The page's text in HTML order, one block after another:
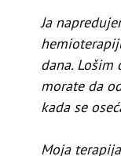
Ja
dana. Lošim
morate da
kada se
Moja